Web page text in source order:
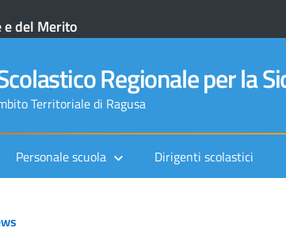
del Merito
Regionale per la
Territoriale di Ragusa
Personale scuola Dirigenti scolastici